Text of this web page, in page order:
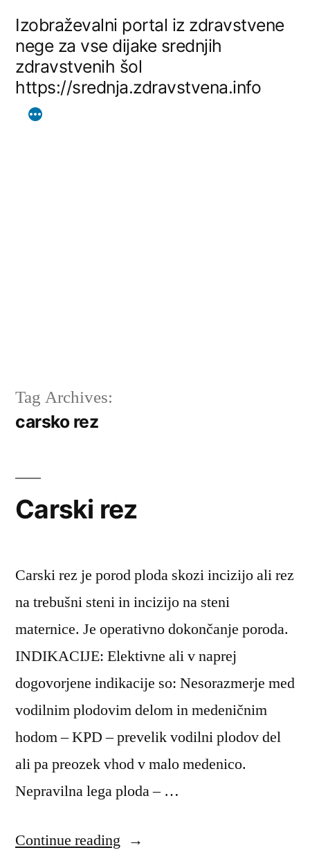
content
Izobraževalni portal iz zdravstvene
nege za vse dijake srednjih
zdravstvenih šol
https://srednja.zdravstvena.info
Tag Archives:
carsko rez
Carski rez
Carski rez je porod ploda skozi incizijo ali rez
na trebušni steni in incizijo na steni
maternice. Je operativno dokončanje poroda.
INDIKACIJE: Elektivne ali v naprej
dogovorjene indikacije so: Nesorazmerje med
vodilnim plodovim delom in medeničnim
hodom – KPD – prevelik vodilni plodov del
ali pa preozek vhod v malo medenico.
Nepravilna lega ploda – …
Continue reading “Carski